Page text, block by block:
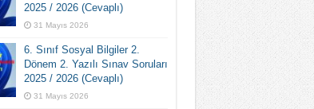
2025 / 2026 (Cevaplı)
31 Mayıs 2026
6. Sınıf Sosyal Bilgiler 2.
Dönem 2. Yazılı Sınav Soruları
2025 / 2026 (Cevaplı)
31 Mayıs 2026